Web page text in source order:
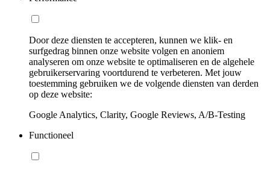
Door deze diensten te accepteren, kunnen we klik- en
surfgedrag binnen onze website volgen en anoniem
analyseren om onze website te optimaliseren en de algehele
gebruikerservaring voortdurend te verbeteren. Met jouw
toestemming gebruiken we de volgende diensten van derden
op deze website:
Google Analytics, Clarity, Google Reviews, A/B-Testing
Functioneel